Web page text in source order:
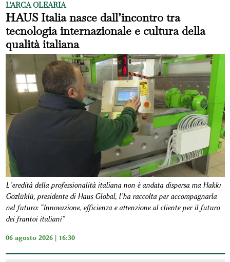
L'ARCA OLEARIA
HAUS Italia nasce dall’incontro tra
tecnologia internazionale e cultura della
qualità italiana
L’eredità della professionalità italiana non è andata dispersa ma Hakkı
Gözlüklü, presidente di Haus Global, l’ha raccolta per accompagnarla
nel futuro: “Innovazione, efficienza e attenzione al cliente per il futuro
dei frantoi italiani”
06 agosto 2026 | 16:30